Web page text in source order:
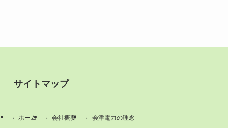
サイトマップ
ホーム 会社概要 会津電力の理念